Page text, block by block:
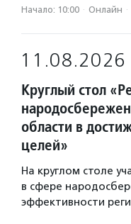
Начало: 10:00 · Онлайн ·
11.08.2026
Круглый стол
области в
целей»
На круглом столе
в сфере
эффективности